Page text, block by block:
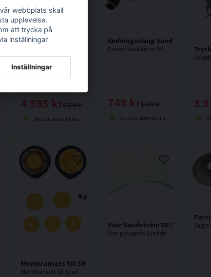
SR 307
6 979 kr
4 595 kr
Skickas normalt inom 1-3 dagar
Andningsslang Sundström R06-
Passar Sundström SR 570.
1 069 kr
749 kr
Skickas normalt inom 2-5 dagar
3
50P
Membransats till SR 200
Membransats till Sundström masken SR 200.
Visir Sundström SR 366 till SR
Visir passande Sundström SR 200.
webbplats skall
upplevelse.
att trycka på
inställningar
Inställningar